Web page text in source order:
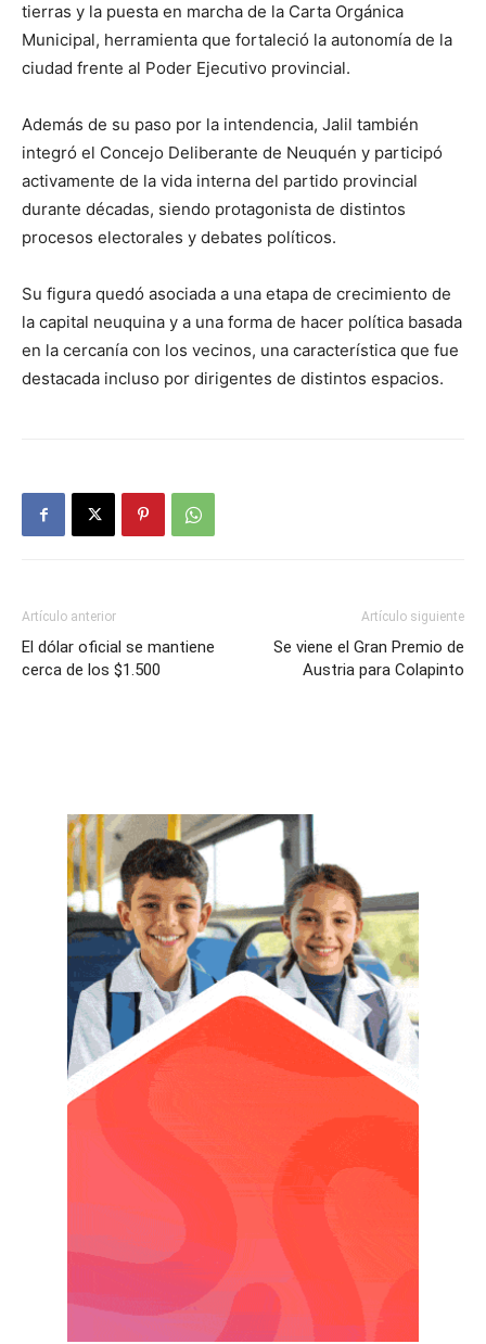
tierras y la puesta en marcha de la Carta Orgánica
Municipal, herramienta que fortaleció la autonomía de la
ciudad frente al Poder Ejecutivo provincial.
Además de su paso por la intendencia, Jalil también
integró el Concejo Deliberante de Neuquén y participó
activamente de la vida interna del partido provincial
durante décadas, siendo protagonista de distintos
procesos electorales y debates políticos.
Su figura quedó asociada a una etapa de crecimiento de
la capital neuquina y a una forma de hacer política basada
en la cercanía con los vecinos, una característica que fue
destacada incluso por dirigentes de distintos espacios.
Artículo anterior
El dólar oficial se mantiene
cerca de los $1.500
Artículo siguiente
Se viene el Gran Premio de
Austria para Colapinto